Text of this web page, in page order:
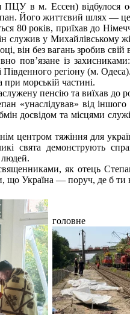
ПЦУ в м. Ессен)
Його життєвий шлях —
80 років, приїхав до
служив у Михайлівському
він без вагань зробив
пов’язане із
регіону (м. Одеса).
морській частині.
пенсію та виїхав до
«унаслідував» від
досвідом та місцями
центром тяжіння для
свята демонструють
людей.
священниками, як отець
що Україна — поруч, де б ти
головне